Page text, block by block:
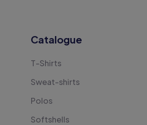
Catalogue
T-Shirts
Sweat-shirts
Polos
Softshells